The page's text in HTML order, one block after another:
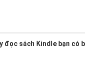
đọc sách Kindle bạn có